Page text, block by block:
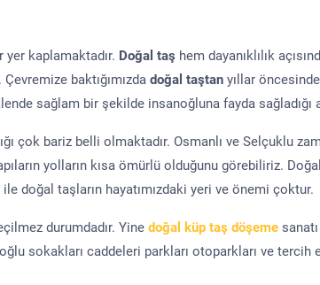
kaplamaktadır. Doğal taş hem dayanıklılık
baktığımızda doğal taştan yıllar
sağlam bir şekilde insanoğluna fayda sağladığı
çok bariz belli olmaktadır. Osmanlı ve Selçuklu
yolların kısa ömürlü olduğunu görebiliriz.
doğal taşların hayatımızdaki yeri ve önemi çoktur.
durumdadır. Yine doğal küp taş döşeme
sokakları caddeleri parkları otoparkları ve